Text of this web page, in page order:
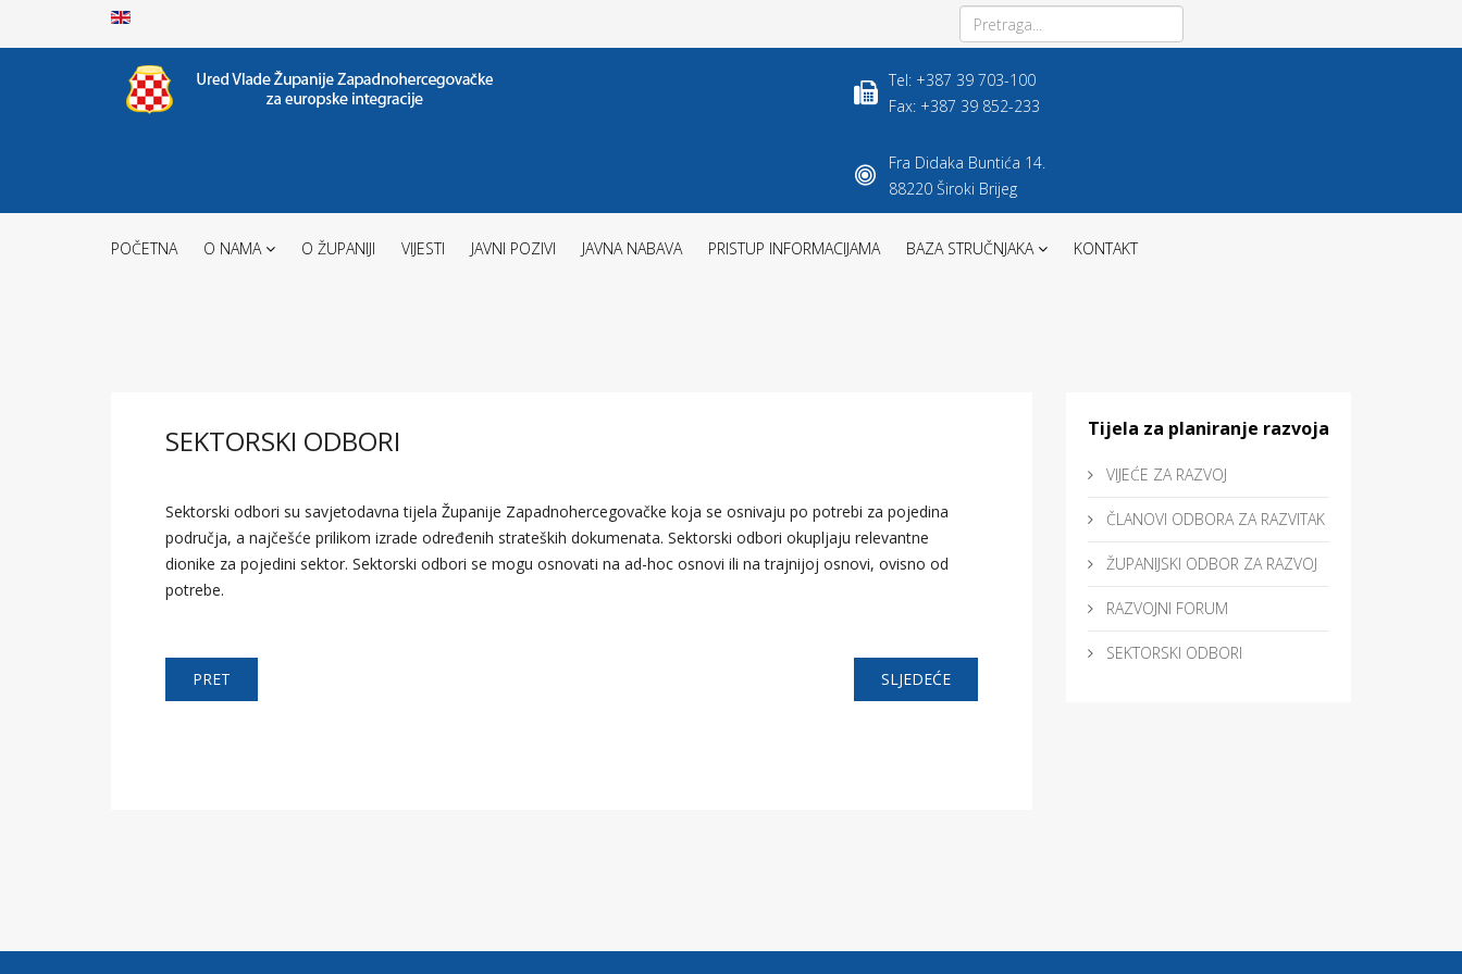
Tel: +387 39 703-100
Fax: +387 39 852-233
Fra Didaka Buntića 14.
88220 Široki Brijeg
POČETNA O NAMA O ŽUPANIJI VIJESTI JAVNI POZIVI JAVNA NABAVA PRISTUP INFORMACIJAMA BAZA STRUČNJAKA KONTAKT
SEKTORSKI ODBORI
Sektorski odbori su savjetodavna tijela Županije Zapadnohercegovačke koja se osnivaju po potrebi za pojedina
područja, a najčešće prilikom izrade određenih strateških dokumenata. Sektorski odbori okupljaju relevantne
dionike za pojedini sektor. Sektorski odbori se mogu osnovati na ad-hoc osnovi ili na trajnijoj osnovi, ovisno od
potrebe.
PRET SLJEDEĆE
Tijela za planiranje razvoja
VIJEĆE ZA RAZVOJ
ČLANOVI ODBORA ZA RAZVITAK
ŽUPANIJSKI ODBOR ZA RAZVOJ
RAZVOJNI FORUM
SEKTORSKI ODBORI